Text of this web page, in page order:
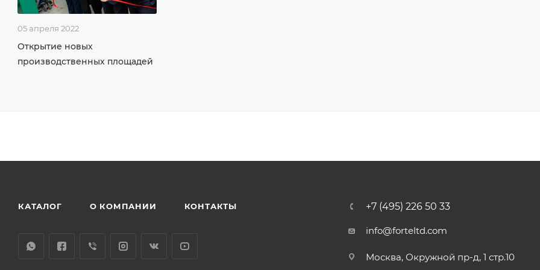
05 апреля 2022
Открытие новых
производственных площадей
КАТАЛОГ О КОМПАНИИ КОНТАКТЫ +7 (495) 226 50 33
info@forteltd.com
Москва, Окружной пр-д, 1 стр.10